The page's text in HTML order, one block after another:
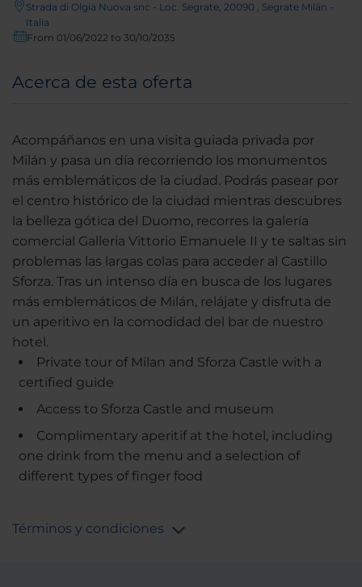
Strada di Olgia Nuova snc - Loc. Segrate, 20090 , Segrate Milán -
Italia
From 01/06/2022 to 30/10/2035
Acerca de esta oferta
Acompáñanos en una visita guiada privada por
Milán y pasa un día recorriendo los monumentos
más emblemáticos de la ciudad. Podrás pasear por
el centro histórico de la ciudad mientras descubres
la belleza gótica del Duomo, recorres la galería
comercial Galleria Vittorio Emanuele II y te saltas sin
problemas las largas colas para acceder al Castillo
Sforza. Tras un intenso día en busca de los lugares
más emblemáticos de Milán, relájate y disfruta de
un aperitivo en la comodidad del bar de nuestro
hotel.
Private tour of Milan and Sforza Castle with a
certified guide
Access to Sforza Castle and museum
Complimentary aperitif at the hotel, including
one drink from the menu and a selection of
different types of finger food
Términos y condiciones